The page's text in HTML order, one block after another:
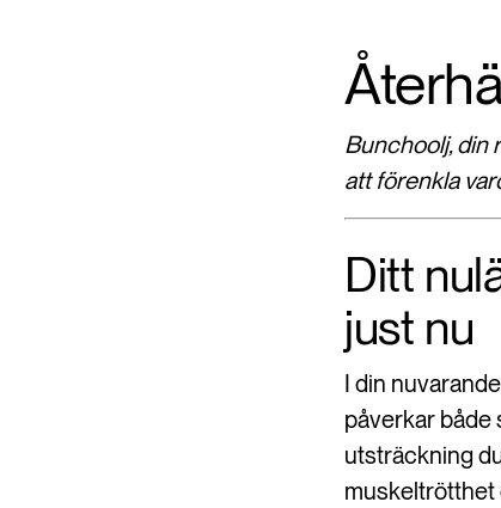
Bunchoolj, din
att förenkla
Ditt
just nu
I din
påverkar både
utsträckning
muskeltrötthet